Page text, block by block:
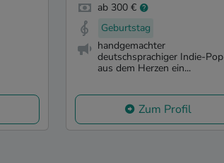
ab 300 €
Geburtstag
handgemachter
deutschsprachiger Indie-Pop
aus dem Herzen ein...
Zum Profil